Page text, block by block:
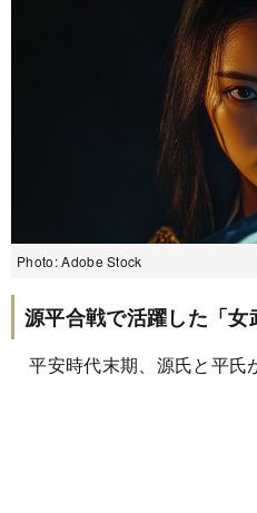
Photo: Adobe Stock
源平合戦で活躍した「女
平安時代末期、源氏と平氏